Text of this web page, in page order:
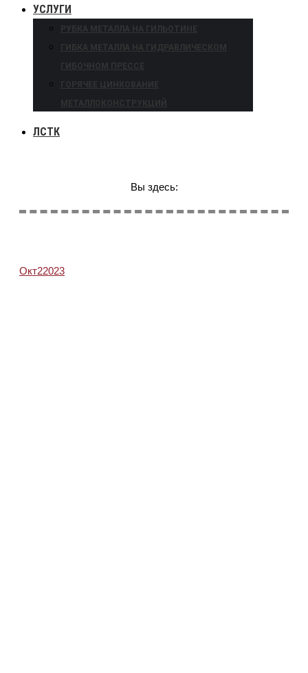
УСЛУГИ
РУБКА МЕТАЛЛА НА ГИЛЬОТИНЕ
ГИБКА МЕТАЛЛА НА ГИДРАВЛИЧЕСКОМ
ГИБОЧНОМ ПРЕССЕ
ГОРЯЧЕЕ ЦИНКОВАНИЕ
МЕТАЛЛОКОНСТРУКЦИЙ
ЛСТК
Вы здесь:
Окт22023